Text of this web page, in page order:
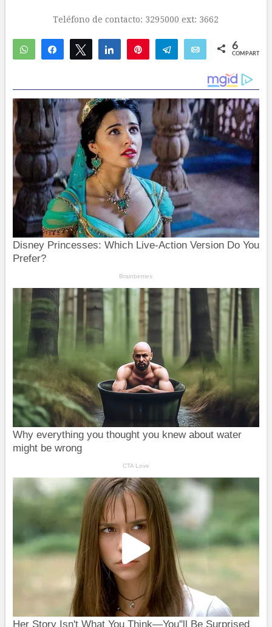
Teléfono de contacto: 3295000 ext: 3662
WhatsAppCompartirTwittear Compartir Telegram Email 6
COMPARTIR